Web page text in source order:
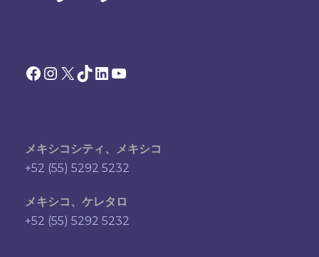
Facebook Instagram X TikTok LinkedIn YouTube
メキシコシティ、メキシコ
+52 (55) 5292 5232
メキシコ、ケレタロ
+52 (55) 5292 5232